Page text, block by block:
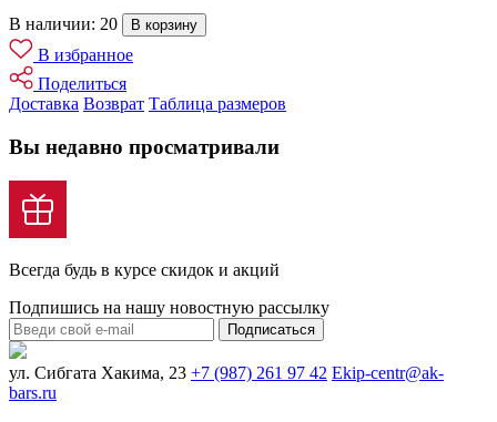
В наличии: 20 В корзину
В избранное
Поделиться
Доставка Возврат Таблица размеров
Вы недавно просматривали
Всегда будь в курсе скидок и акций
Подпишись на нашу новостную рассылку
Подписаться
ул. Сибгата Хакима, 23 +7 (987) 261 97 42 Ekip-centr@ak-
bars.ru